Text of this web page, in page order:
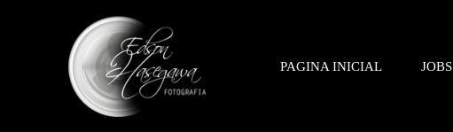
PAGINA INICIAL JOBS